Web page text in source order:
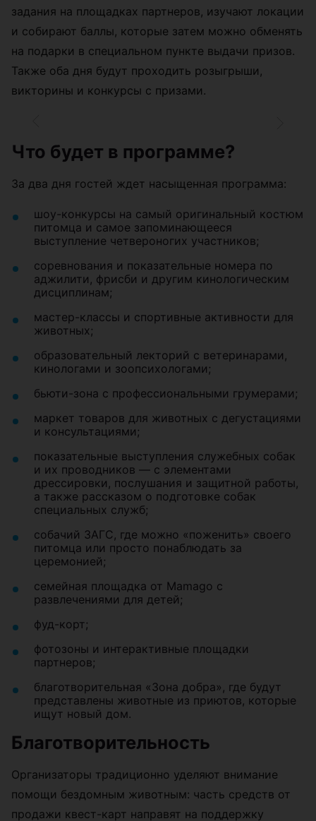
традиционно собирает не только хозяев
животных, но и семьи с детьми, а также всех,
кому интересна тема зоозащиты и активного
отдыха на природе. В этом сезоне организаторы
добавили новые тематические зоны и расширили
Одна из постоянных фишек фестиваля — квест-
задания на площадках партнеров, изучают локации
и собирают баллы, которые затем можно обменять
на подарки в специальном пункте выдачи призов.
Также оба дня будут проходить розыгрыши,
викторины и конкурсы с призами.
Что будет в программе?
За два дня гостей ждет насыщенная программа:
шоу-конкурсы на самый оригинальный костюм
выступление четвероногих участников;
аджилити, фрисби и другим кинологическим
дисциплинам;
мастер-классы и спортивные активности для
животных;
образовательный лекторий с ветеринарами,
кинологами и зоопсихологами;
маркет товаров для животных с дегустациями
и их проводников — с элементами
дрессировки, послушания и защитной работы,
специальных служб;
собачий ЗАГС, где можно «поженить» своего
церемонией;
развлечениями для детей;
фуд-корт;